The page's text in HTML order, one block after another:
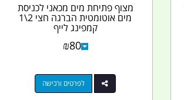
מצוף פתיחת מים מכאני לכניסת
מים אוטומטית הברגה חצי 2\1
קמפינג לייף
₪80
לפרטים ורכישה